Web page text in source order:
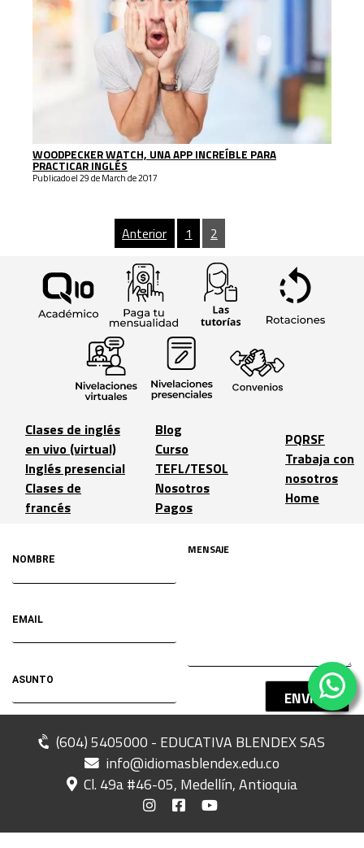
WOODPECKER WATCH, UNA APP INCREÍBLE PARA
PRACTICAR INGLÉS
Publicado el 29 de March de 2017
Anterior 1 2
Clases de inglés
en vivo (virtual)
Inglés presencial
Clases de
francés
Blog
Curso
TEFL/TESOL
Nosotros
Pagos
PQRSF
Trabaja con
nosotros
Home
(604) 5405000 - EDUCATIVA BLENDEX SAS
info@idiomasblendex.edu.co
Cl. 49a #46-05, Medellín, Antioquia
ENVIAR